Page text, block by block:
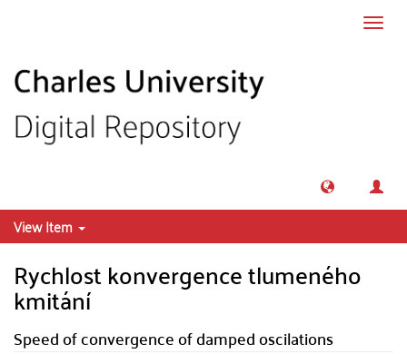
View Item
Rychlost konvergence tlumeného
kmitání
Speed of convergence of damped oscilations